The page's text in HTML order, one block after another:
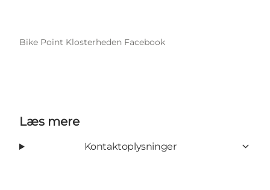
Bike Point Klosterheden Facebook
Læs mere
Kontaktoplysninger